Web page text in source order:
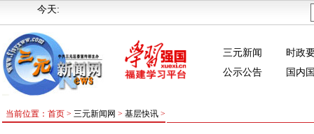
今天:
三元新闻
时政
公示公告
国内
当前位置：首页 > 三元新闻网 > 基层快讯>